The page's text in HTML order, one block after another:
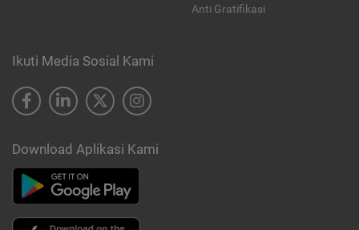
Anti Gratifikasi
Ikuti Media Sosial Kami
Download Aplikasi Kami